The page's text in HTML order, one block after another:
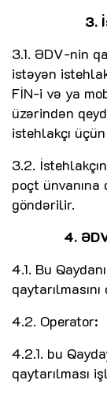
3.
3.1. ƏDV-nin
istəyən
FİN-i və ya
üzərindən
istehlakçı
3.2.
poçt
göndərilir.
4.
4.1. Bu
4.2. Operator:
4.2.1. bu
qaytarılması